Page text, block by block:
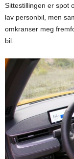
Sittestillingen er spot
lav personbil, men
omkranser meg
bil.